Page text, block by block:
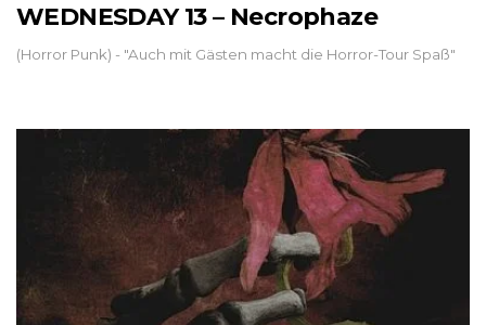
WEDNESDAY 13 – Necrophaze
(Horror Punk) - "Auch mit Gästen macht die Horror-Tour Spaß"